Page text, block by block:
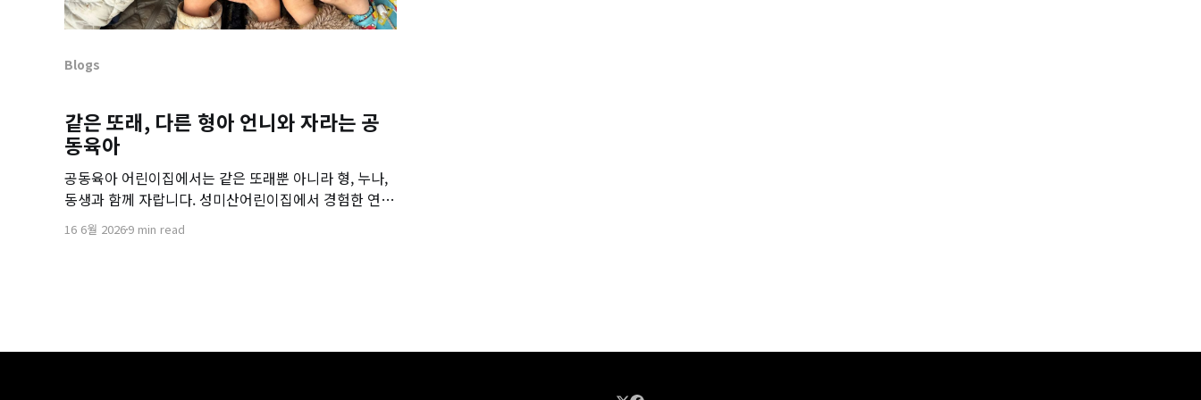
Blogs
같은 또래, 다른 형아 언니와 자라는 공
동육아
공동육아 어린이집에서는 같은 또래뿐 아니라 형, 누나,
동생과 함께 자랍니다. 성미산어린이집에서 경험한 연령
통합 보육의 장점과 아이들의 사회성 발달 이야기를 소
개합니다.
16 6월 20269 min read